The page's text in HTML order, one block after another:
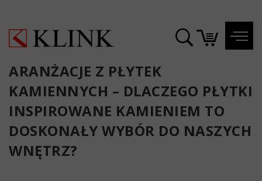
ARANŻACJE Z PŁYTEK
KAMIENNYCH – DLACZEGO PŁYTKI
INSPIROWANE KAMIENIEM TO
DOSKONAŁY WYBÓR DO NASZYCH
WNĘTRZ?